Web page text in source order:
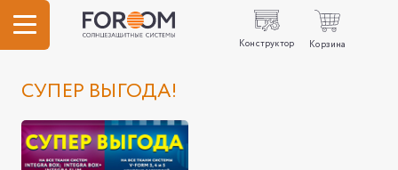
Конструктор Корзина
СУПЕР ВЫГОДА!